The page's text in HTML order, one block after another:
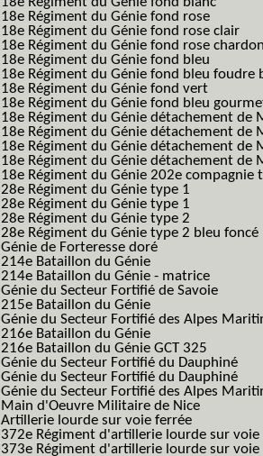
18e Régiment du Génie fond rose
18e Régiment du Génie fond rose clair
18e Régiment du Génie fond rose
18e Régiment du Génie fond bleu
18e Régiment du Génie fond bleu foudre
18e Régiment du Génie fond vert
18e Régiment du Génie fond bleu
18e Régiment du Génie détachement de
18e Régiment du Génie détachement de
18e Régiment du Génie détachement de
18e Régiment du Génie détachement de
18e Régiment du Génie 202e compagnie
28e Régiment du Génie type 1
28e Régiment du Génie type 1
28e Régiment du Génie type 2
28e Régiment du Génie type 2 bleu foncé
Génie de Forteresse doré
214e Bataillon du Génie
214e Bataillon du Génie - matrice
Génie du Secteur Fortifié de Savoie
215e Bataillon du Génie
Génie du Secteur Fortifié des Alpes
216e Bataillon du Génie
216e Bataillon du Génie GCT 325
Génie du Secteur Fortifié du Dauphiné
Génie du Secteur Fortifié du Dauphiné
Génie du Secteur Fortifié des Alpes
Main d'Oeuvre Militaire de Nice
Artillerie lourde sur voie ferrée
372e Régiment d'artillerie lourde sur voie
373e Régiment d'artillerie lourde sur voie